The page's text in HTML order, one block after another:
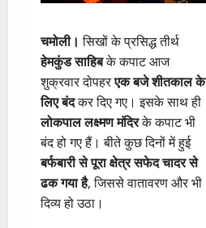
चमोली। सिखों के प्रसिद्ध तीर्थ
हेमकुंड साहिबके कपाट आज
शुक्रवार दोपहरएक बजे शीतकाल के
लिए बंदकर दिए गए। इसके साथ ही
लोकपाल लक्ष्मण मंदिरके कपाट भी
बंद हो गए हैं। बीते कुछ दिनों में हुई
बर्फबारी से पूरा क्षेत्र सफेद चादर से
ढक गया है, जिससे वातावरण और भी
दिव्य हो उठा।